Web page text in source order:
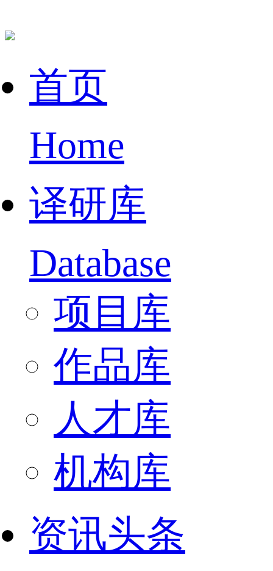
首页
Home
译研库
Database
项目库
作品库
人才库
机构库
资讯头条